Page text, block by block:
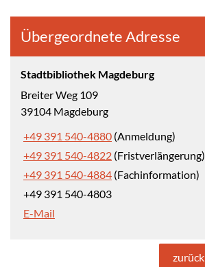
Übergeordnete Adresse
Stadtbibliothek Magdeburg
Breiter Weg 109
39104 Magdeburg
+49 391 540-4880 (Anmeldung)
+49 391 540-4822 (Fristverlängerung)
+49 391 540-4884 (Fachinformation)
+49 391 540-4803
E-Mail
zurück